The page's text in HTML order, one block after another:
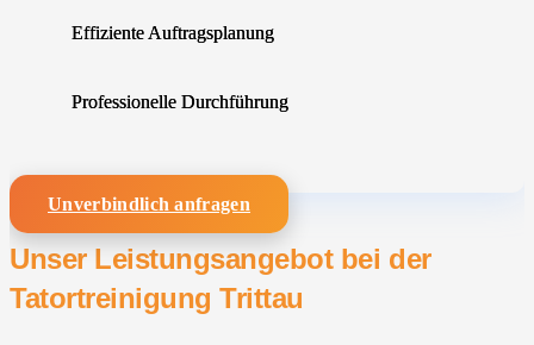
Effiziente Auftragsplanung
Professionelle Durchführung
Unverbindlich anfragen
Unser Leistungsangebot bei der
Tatortreinigung Trittau